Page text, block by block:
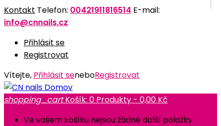
Kontakt Telefon: 00421911816514 E-mail:
info@cnnails.cz
Přihlásit se
Registrovat
Vítejte, Přihlásit seneboRegistrovat
Domov
shopping_cart Košík: 0 Produkty - 0,00 Kč
Ve vašem košíku nejsou žádné další položky